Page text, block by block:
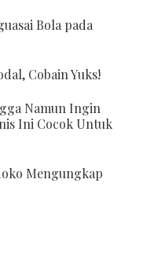
Bola pada
Cobain Yuks!
Namun Ingin
Ini Cocok Untuk
Mengungkap